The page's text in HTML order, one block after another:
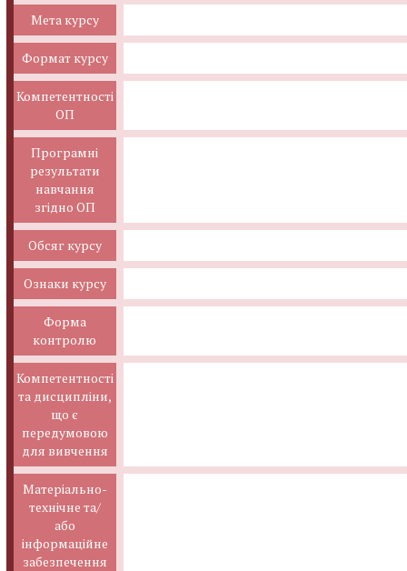
Мета курсу
Формат курсу
Компетентності
ОП
Програмні
результати
навчання
згідно ОП
Обсяг курсу
Ознаки курсу
Форма
контролю
Компетентності
та дисципліни,
що є
передумовою
для вивчення
Матеріально-
технічне та/
або
інформаційне
забезпечення